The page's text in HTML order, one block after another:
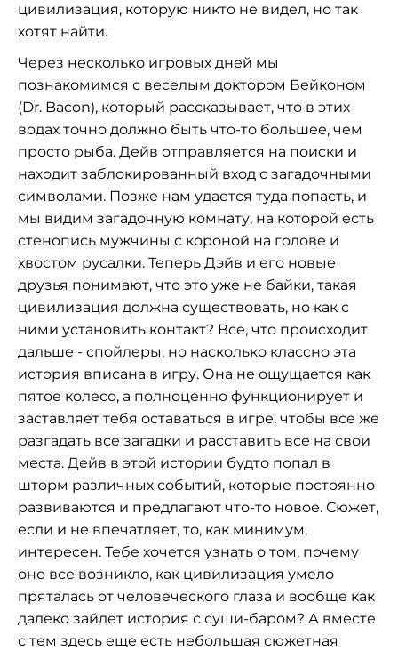
цивилизация, которую никто не видел, но так
хотят найти.
Через несколько игровых дней мы
познакомимся с веселым доктором Бейконом
(Dr. Bacon), который рассказывает, что в этих
водах точно должно быть что-то большее, чем
просто рыба. Дейв отправляется на поиски и
находит заблокированный вход с загадочными
символами. Позже нам удается туда попасть, и
мы видим загадочную комнату, на которой есть
стенопись мужчины с короной на голове и
хвостом русалки. Теперь Дэйв и его новые
друзья понимают, что это уже не байки, такая
цивилизация должна существовать, но как с
ними установить контакт? Все, что происходит
дальше - спойлеры, но насколько классно эта
история вписана в игру. Она не ощущается как
пятое колесо, а полноценно функционирует и
заставляет тебя оставаться в игре, чтобы все же
разгадать все загадки и расставить все на свои
места. Дейв в этой истории будто попал в
шторм различных событий, которые постоянно
развиваются и предлагают что-то новое. Сюжет,
если и не впечатляет, то, как минимум,
интересен. Тебе хочется узнать о том, почему
оно все возникло, как цивилизация умело
пряталась от человеческого глаза и вообще как
далеко зайдет история с суши-баром? А вместе
с тем здесь еще есть небольшая сюжетная